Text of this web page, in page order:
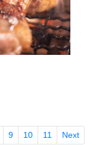
9 10 11 Next